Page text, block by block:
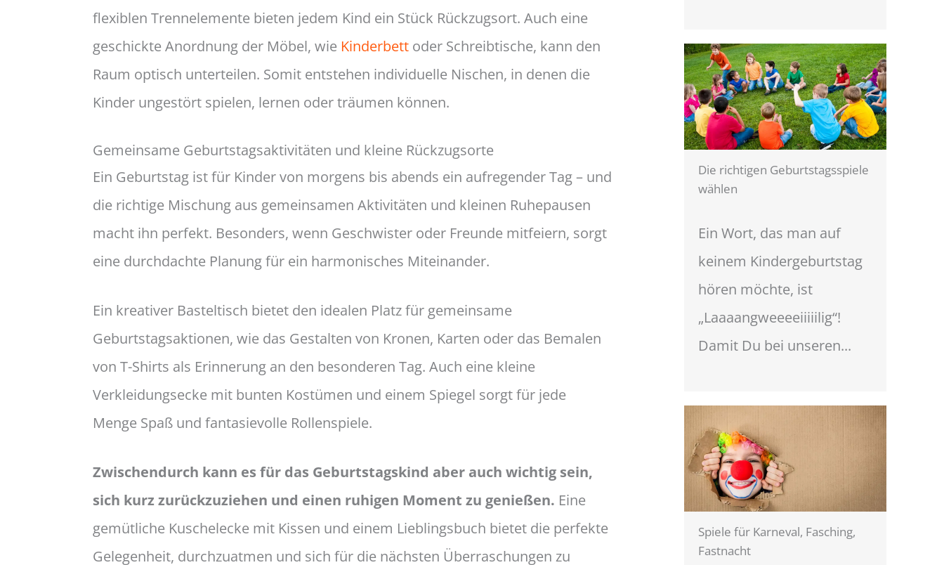
flexiblen Trennelemente bieten jedem Kind ein Stück Rückzugsort. Auch eine
geschickte Anordnung der Möbel, wie Kinderbett oder Schreibtische, kann den
Raum optisch unterteilen. Somit entstehen individuelle Nischen, in denen die
Kinder ungestört spielen, lernen oder träumen können.
Gemeinsame Geburtstagsaktivitäten und kleine Rückzugsorte
Ein Geburtstag ist für Kinder von morgens bis abends ein aufregender Tag – und
die richtige Mischung aus gemeinsamen Aktivitäten und kleinen Ruhepausen
macht ihn perfekt. Besonders, wenn Geschwister oder Freunde mitfeiern, sorgt
eine durchdachte Planung für ein harmonisches Miteinander.
Ein kreativer Basteltisch bietet den idealen Platz für gemeinsame
Geburtstagsaktionen, wie das Gestalten von Kronen, Karten oder das Bemalen
von T-Shirts als Erinnerung an den besonderen Tag. Auch eine kleine
Verkleidungsecke mit bunten Kostümen und einem Spiegel sorgt für jede
Menge Spaß und fantasievolle Rollenspiele.
Zwischendurch kann es für das Geburtstagskind aber auch wichtig sein,
sich kurz zurückzuziehen und einen ruhigen Moment zu genießen. Eine
gemütliche Kuschelecke mit Kissen und einem Lieblingsbuch bietet die perfekte
Gelegenheit, durchzuatmen und sich für die nächsten Überraschungen zu
Die richtigen Geburtstagsspiele
wählen
Ein Wort, das man auf
keinem Kindergeburtstag
hören möchte, ist
„Laaaangweeeeiiiiilig“!
Damit Du bei unseren...
Spiele für Karneval, Fasching,
Fastnacht